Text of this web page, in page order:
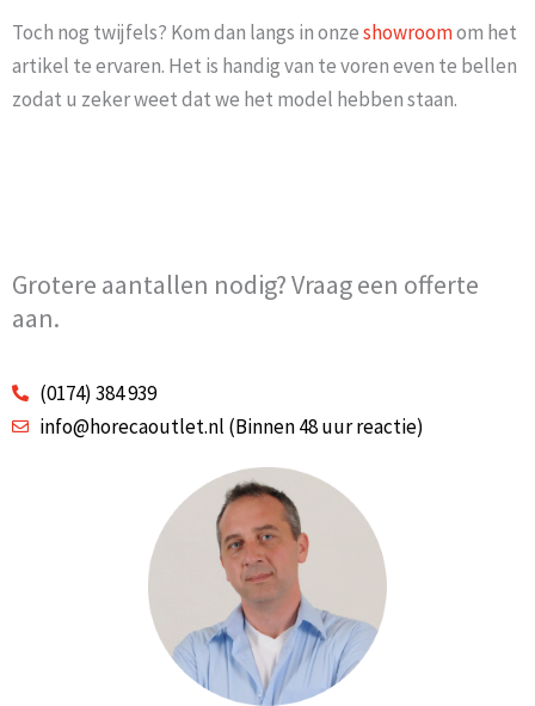
Toch nog twijfels? Kom dan langs in onzeshowroomom het
artikel te ervaren. Het is handig van te voren even te bellen
zodat u zeker weet dat we het model hebben staan.
Grotere aantallen nodig? Vraag een offerte
aan.
(0174) 384 939
info@horecaoutlet.nl (Binnen 48 uur reactie)